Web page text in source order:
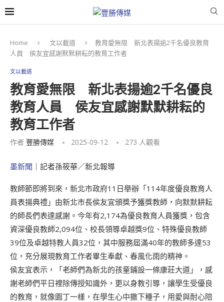
Home 文以載道
教育愛無限 新北表揚逾2千名優良教育
人員 侯友宜感謝默默耕耘的教育工作者
文以載道
教育愛無限 新北表揚逾2千名優良
教育人員 侯友宜感謝默默耕耘的
教育工作者
作者 豐勝傳媒 2025-09-12 273 人觀看
墨新聞 ｜記者孫筱華／新北報導
教師節即將到來，新北市政府11日舉辦「114年度優良教育人
員表揚典禮」由新北市長侯友宜頒獎予獲獎教師，向默默耕耘
的師長們表達感謝。今年有2,174為優良教育人員獲獎，包含
資深優良教師2,094位、校長領導卓越獎9位、特殊優良教師
39位及卓越特教人員32位，其中服務屆滿40年的教師多達53
位，充分展現教育工作者畢生奉獻、春風化雨的精神。
侯友宜表示，「老師們為新北的孩童鋪設一條康莊大道」，感
謝老師們平日裡除傳授知識外，更以身教引導，讓學生受優良
的教育，就像園丁一樣，在學生心中撒下種子，用愛與耐心陪